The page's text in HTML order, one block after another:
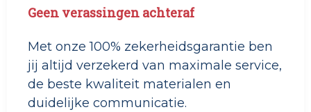
Geen verassingen achteraf
Met onze 100% zekerheidsgarantie ben
jij altijd verzekerd van maximale service,
de beste kwaliteit materialen en
duidelijke communicatie.